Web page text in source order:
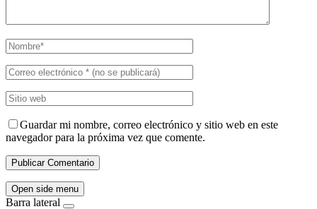
Guardar mi nombre, correo electrónico y sitio web en este
navegador para la próxima vez que comente.
Open side menu
Barra lateral